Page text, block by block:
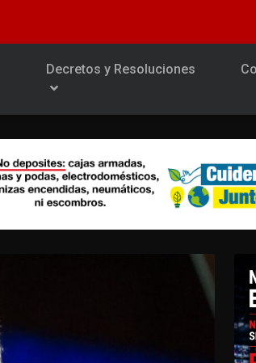
Decretos y Resoluciones